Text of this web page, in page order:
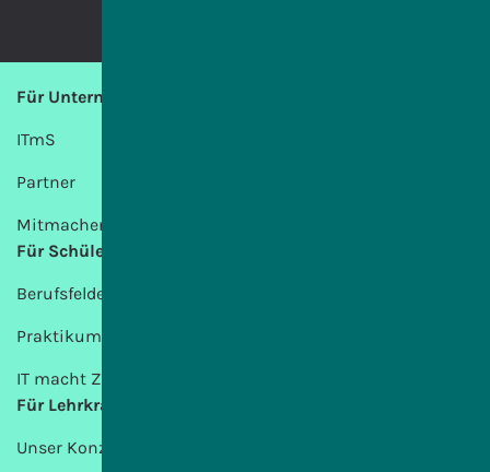
Für Unternehmen
ITmS
Partner
Mitmachen
Für Schülerinnen und Schüler
Berufsfelder
Praktikum
IT macht Zukunft
Für Lehrkräfte
Unser Konzept